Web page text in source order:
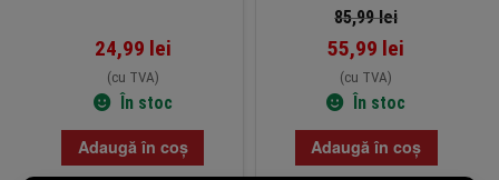
24,99 lei
(cu TVA)
În stoc
Adaugă în coș
85,99lei
55,99 lei
(cu TVA)
În stoc
Adaugă în coș